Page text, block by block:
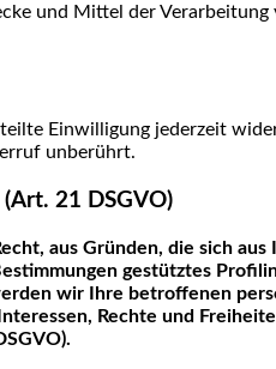
und Mittel der Verarbeitung
Einwilligung jederzeit
unberührt.
21 DSGVO)
aus Gründen, die sich
gestütztes
wir Ihre betroffenen
Rechte und